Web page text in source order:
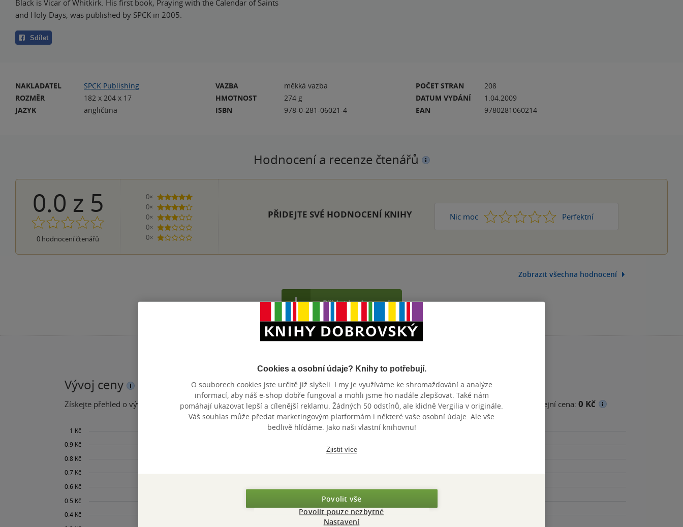
Black is Vicar of Whitkirk. His first book, Praying with the Calendar of Saints
and Holy Days, was published by SPCK in 2005.
Sdílet
NAKLADATEL
SPCK Publishing
ROZMĚR
182 x 204 x 17
JAZYK
angličtina
VAZBA
měkká vazba
HMOTNOST
274 g
ISBN
978-0-281-06021-4
POČET STRAN
208
DATUM VYDÁNÍ
1.04.2009
EAN
9780281060214
Hodnocení a recenze čtenářů
0.0 z 5
0 hodnocení čtenářů
0×
5 hvězdiček
0×
4 hvězdičky
0×
3 hvězdičky
0×
2 hvězdičky
0×
1 hvezdička
PŘIDEJTE SVÉ HODNOCENÍ KNIHY Nic moc 1 2 3 4 Perfektní
5
Zobrazit všechna hodnocení
Přidat hodnocení
Vývoj ceny
Získejte přehled o vývoji ceny za posledních 60 dní. Maloobchodní cena Minimální prodejní cena: 0 Kč
Cookies a osobní údaje? Knihy to potřebují.
O souborech cookies jste určitě již slyšeli. I my je využíváme ke shromažďování a analýze
informací, aby náš e-shop dobře fungoval a mohli jsme ho nadále zlepšovat. Také nám
pomáhají ukazovat lepší a cílenější reklamu. Žádných 50 odstínů, ale klidně Vergilia v originále.
Váš souhlas může předat marketingovým platformám i některé vaše osobní údaje. Ale vše
bedlivě hlídáme. Jako naši vlastní knihovnu!
Zjistit více
Povolit vše
Povolit pouze nezbytné
Nastavení